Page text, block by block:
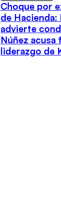
Choque por
de Hacienda:
advierte
Núñez acusa
liderazgo de